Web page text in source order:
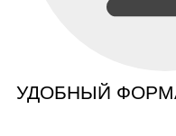
УДОБНЫЙ